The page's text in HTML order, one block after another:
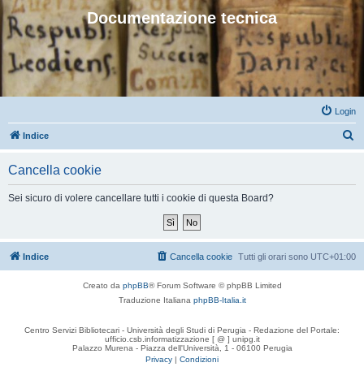
Documentazione tecnica
Login
Indice
Cancella cookie
Sei sicuro di volere cancellare tutti i cookie di questa Board?
Indice Tutti gli orari sono UTC+01:00
Cancella cookie
Creato da phpBB® Forum Software © phpBB Limited
Traduzione Italiana phpBB-Italia.it
Centro Servizi Bibliotecari - Università degli Studi di Perugia - Redazione del Portale:
ufficio.csb.informatizzazione [ @ ] unipg.it
Palazzo Murena - Piazza dell'Università, 1 - 06100 Perugia
Privacy | Condizioni